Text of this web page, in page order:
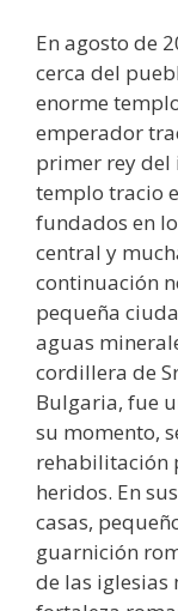
En agosto de
cerca del
enorme
emperador
primer rey del
templo tracio
fundados en
central y
continuación
pequeña
aguas
cordillera de
Bulgaria, fue
su momento,
rehabilitación
heridos. En
casas,
guarnición
de las iglesias